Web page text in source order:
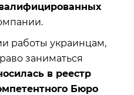
работы украинцам,
заниматься
в реестр
Бюро